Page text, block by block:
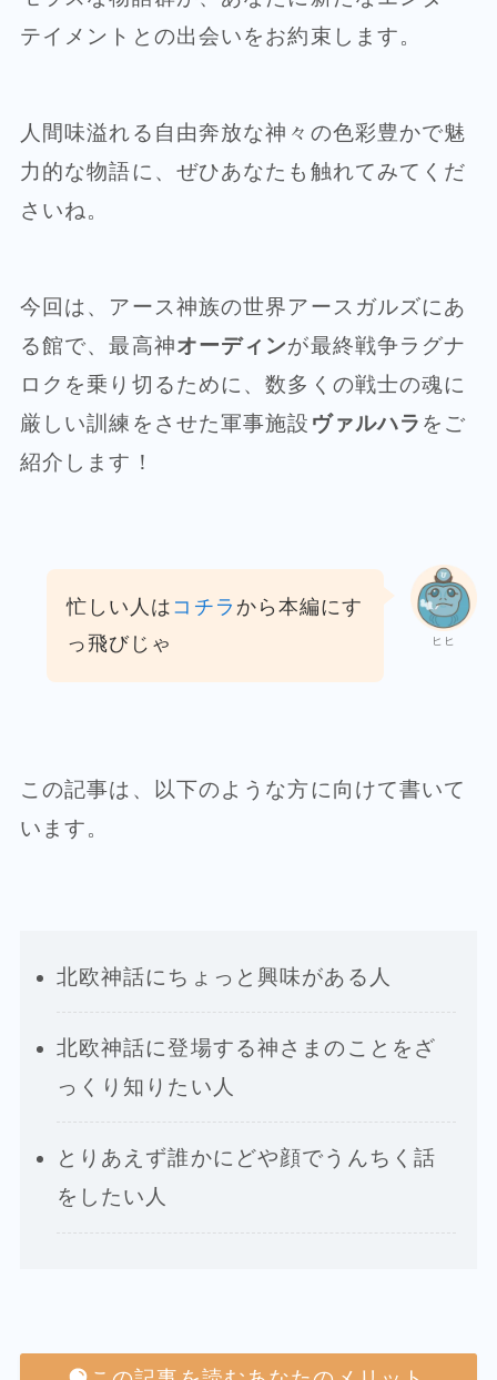
テイメントとの出会いをお約束します。
人間味溢れる自由奔放な神々の色彩豊かで魅
力的な物語に、ぜひあなたも触れてみてくだ
さいね。
今回は、アース神族の世界アースガルズにあ
る館で、最高神オーディンが最終戦争ラグナ
ロクを乗り切るために、数多くの戦士の魂に
厳しい訓練をさせた軍事施設 ヴァルハラ をご
紹介します！
ヒヒ
忙しい人は コチラ から本編にす
っ飛びじゃ
この記事は、以下のような方に向けて書いて
います。
北欧神話にちょっと興味がある人
北欧神話に登場する神さまのことをざ
っくり知りたい人
とりあえず誰かにどや顔でうんちく話
をしたい人